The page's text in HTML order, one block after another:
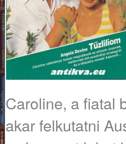
Caroline, a fiatal
akar felkutatni